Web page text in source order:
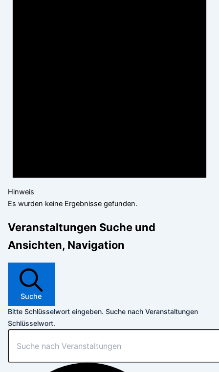
Hinweis
Es wurden keine Ergebnisse gefunden.
Veranstaltungen Suche und
Ansichten, Navigation
Suche
Bitte Schlüsselwort eingeben. Suche nach Veranstaltungen
Schlüsselwort.